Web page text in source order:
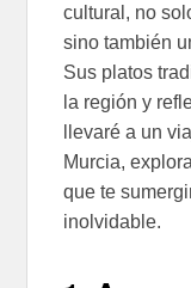
cultural, no
sino también
Sus platos
la región y
llevaré a un
Murcia,
que te
inolvidable.